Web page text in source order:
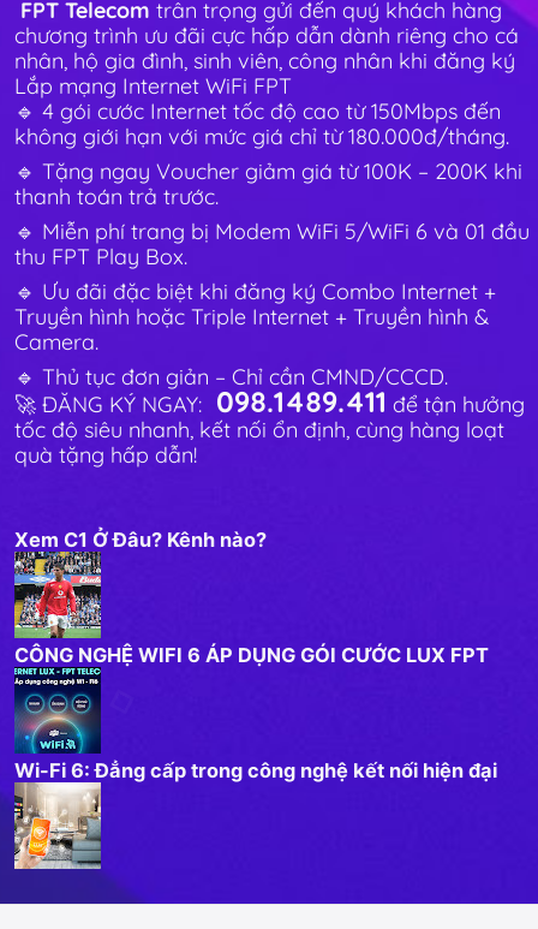
FPT Telecom trân trọng gửi đến quý khách hàng
chương trình ưu đãi cực hấp dẫn dành riêng cho cá
nhân, hộ gia đình, sinh viên, công nhân khi đăng ký
Lắp mạng Internet WiFi FPT
🔹 4 gói cước Internet tốc độ cao từ 150Mbps đến
không giới hạn với mức giá chỉ từ 180.000đ/tháng.
🔹 Tặng ngay Voucher giảm giá từ 100K – 200K khi
thanh toán trả trước.
🔹 Miễn phí trang bị Modem WiFi 5/WiFi 6 và 01 đầu
thu FPT Play Box.
🔹 Ưu đãi đặc biệt khi đăng ký Combo Internet +
Truyền hình hoặc Triple Internet + Truyền hình &
Camera.
🔹 Thủ tục đơn giản – Chỉ cần CMND/CCCD.
🚀 ĐĂNG KÝ NGAY: 098.1489.411 để tận hưởng
tốc độ siêu nhanh, kết nối ổn định, cùng hàng loạt
quà tặng hấp dẫn!
Xem C1 Ở Đâu? Kênh nào?
CÔNG NGHỆ WIFI 6 ÁP DỤNG GÓI CƯỚC LUX FPT
Wi-Fi 6: Đẳng cấp trong công nghệ kết nối hiện đại